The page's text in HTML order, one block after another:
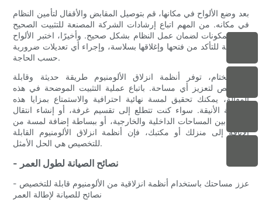
بعد وضع الألواح في مكانها، قم بتوصيل المقابض والأقفال لتأمين النظام
في مكانه. من المهم اتباع إرشادات الشركة المصنعة للتثبيت الصحيح
لهذه المكونات لضمان عمل النظام بشكل صحيح. وأخيرًا، اختبر الألواح
المنزلقة للتأكد من فتحها وإغلاقها بسلاسة، وإجراء أي تعديلات ضرورية
حسب الحاجة.
في الختام، توفر أنظمة انزلاق الألومنيوم طريقة حديثة وقابلة
للتخصيص لتعزيز أي مساحة. باتباع عملية التثبيت الموضحة في هذه
المقالة، يمكنك تحقيق لمسة نهائية احترافية والاستمتاع بمزايا هذه
الأنظمة الأنيقة. سواء كنت تتطلع إلى تقسيم غرفة، أو إنشاء انتقال
سلس بين المساحات الداخلية والخارجية، أو ببساطة إضافة لمسة من
الأناقة إلى منزلك أو مكتبك، فإن أنظمة انزلاق الألومنيوم القابلة
للتخصيص هي الحل الأمثل.
- نصائح الصيانة لطول العمر
عزز مساحتك باستخدام أنظمة انزلاقية من الألومنيوم قابلة للتخصيص -
نصائح للصيانة لإطالة العمر